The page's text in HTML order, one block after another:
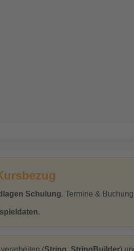
Schulung. Termine &
.